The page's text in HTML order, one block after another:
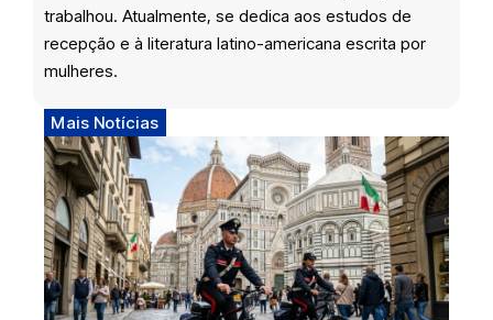
trabalhou. Atualmente, se dedica aos estudos de
recepção e à literatura latino-americana escrita por
mulheres.
Mais Notícias